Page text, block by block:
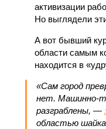
активизации
Но выглядели
А вот бывший
области самым
находится в
«Сам город
нет. Машинно-
разграблены, —
областью